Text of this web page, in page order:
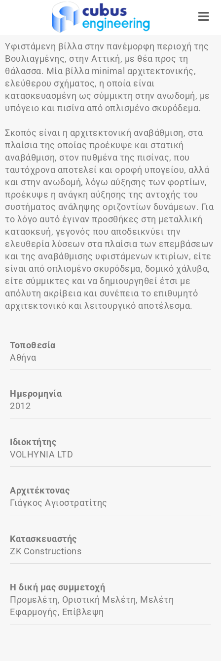
Υφιστάμενη βίλλα στην πανέμορφη περιοχή της
Βουλιαγμένης, στην Αττική, με θέα προς τη
θάλασσα. Μία βίλλα minimal αρχιτεκτονικής,
ελεύθερου σχήματος, η οποία είναι
κατασκευασμένη ως σύμμικτη στην ανωδομή, με
υπόγειο και πισίνα από οπλισμένο σκυρόδεμα.
Σκοπός είναι η αρχιτεκτονική αναβάθμιση, στα
πλαίσια της οποίας προέκυψε και στατική
αναβάθμιση, στον πυθμένα της πισίνας, που
ταυτόχρονα αποτελεί και οροφή υπογείου, αλλά
και στην ανωδομή, λόγω αύξησης των φορτίων,
προέκυψε η ανάγκη αύξησης της αντοχής του
συστήματος ανάληψης οριζοντίων δυνάμεων. Για
το λόγο αυτό έγιναν προσθήκες στη μεταλλική
κατασκευή, γεγονός που αποδεικνύει την
ελευθερία λύσεων στα πλαίσια των επεμβάσεων
και της αναβάθμισης υφιστάμενων κτιρίων, είτε
είναι από οπλισμένο σκυρόδεμα, δομικό χάλυβα,
είτε σύμμικτες και να δημιουργηθεί έτσι με
απόλυτη ακρίβεια και συνέπεια το επιθυμητό
αρχιτεκτονικό και λειτουργικό αποτέλεσμα.
Τοποθεσία
Αθήνα
Ημερομηνία
2012
Ιδιοκτήτης
VOLHYNIA LTD
Αρχιτέκτονας
Γιάγκος Αγιοστρατίτης
Κατασκευαστής
ZK Constructions
Η δική μας συμμετοχή
Προμελέτη, Οριστική Μελέτη, Μελέτη
Εφαρμογής, Επίβλεψη